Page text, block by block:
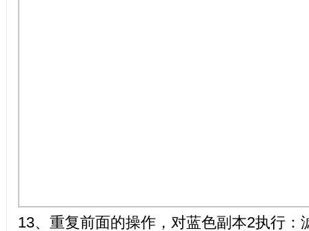
13、重复前面的操作，对蓝色副本2执行：